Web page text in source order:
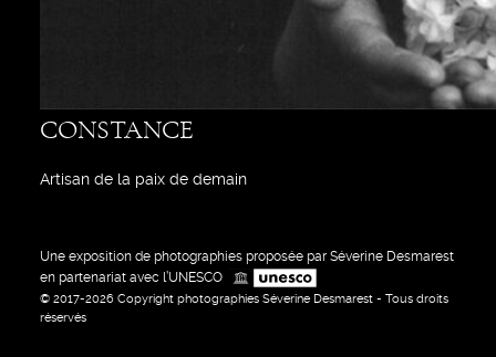
CONSTANCE
Artisan de la paix de demain
Une exposition de photographies proposée par Séverine Desmarest
en partenariat avec l’UNESCO
© 2017-2026 Copyright photographies Séverine Desmarest - Tous droits
réservés